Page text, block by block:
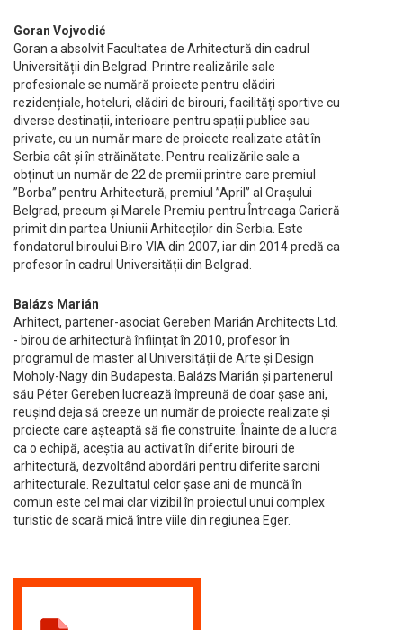
Goran Vojvodić
Goran a absolvit Facultatea de Arhitectură din cadrul
Universității din Belgrad. Printre realizările sale
profesionale se numără proiecte pentru clădiri
rezidențiale, hoteluri, clădiri de birouri, facilități sportive cu
diverse destinații, interioare pentru spații publice sau
private, cu un număr mare de proiecte realizate atât în
Serbia cât și în străinătate. Pentru realizările sale a
obținut un număr de 22 de premii printre care premiul
”Borba” pentru Arhitectură, premiul ”April” al Orașului
Belgrad, precum și Marele Premiu pentru Întreaga Carieră
primit din partea Uniunii Arhitecților din Serbia. Este
fondatorul biroului Biro VIA din 2007, iar din 2014 predă ca
profesor în cadrul Universității din Belgrad.
Balázs Marián
Arhitect, partener-asociat Gereben Marián Architects Ltd.
- birou de arhitectură înființat în 2010, profesor în
programul de master al Universității de Arte și Design
Moholy-Nagy din Budapesta. Balázs Marián și partenerul
său Péter Gereben lucrează împreună de doar șase ani,
reușind deja să creeze un număr de proiecte realizate și
proiecte care așteaptă să fie construite. Înainte de a lucra
ca o echipă, aceștia au activat în diferite birouri de
arhitectură, dezvoltând abordări pentru diferite sarcini
arhitecturale. Rezultatul celor șase ani de muncă în
comun este cel mai clar vizibil în proiectul unui complex
turistic de scară mică între viile din regiunea Eger.